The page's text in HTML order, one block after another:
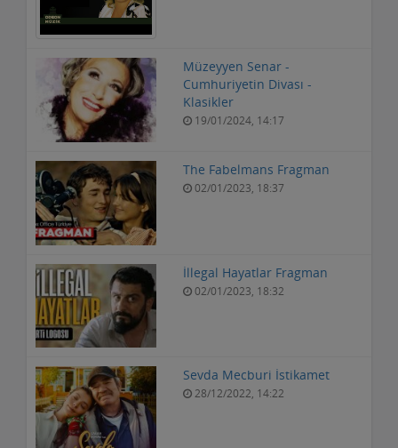
Müzeyyen Senar -
Cumhuriyetin Divası -
Klasikler
19/01/2024, 14:17
The Fabelmans Fragman
02/01/2023, 18:37
İllegal Hayatlar Fragman
02/01/2023, 18:32
Sevda Mecburi İstikamet
28/12/2022, 14:22